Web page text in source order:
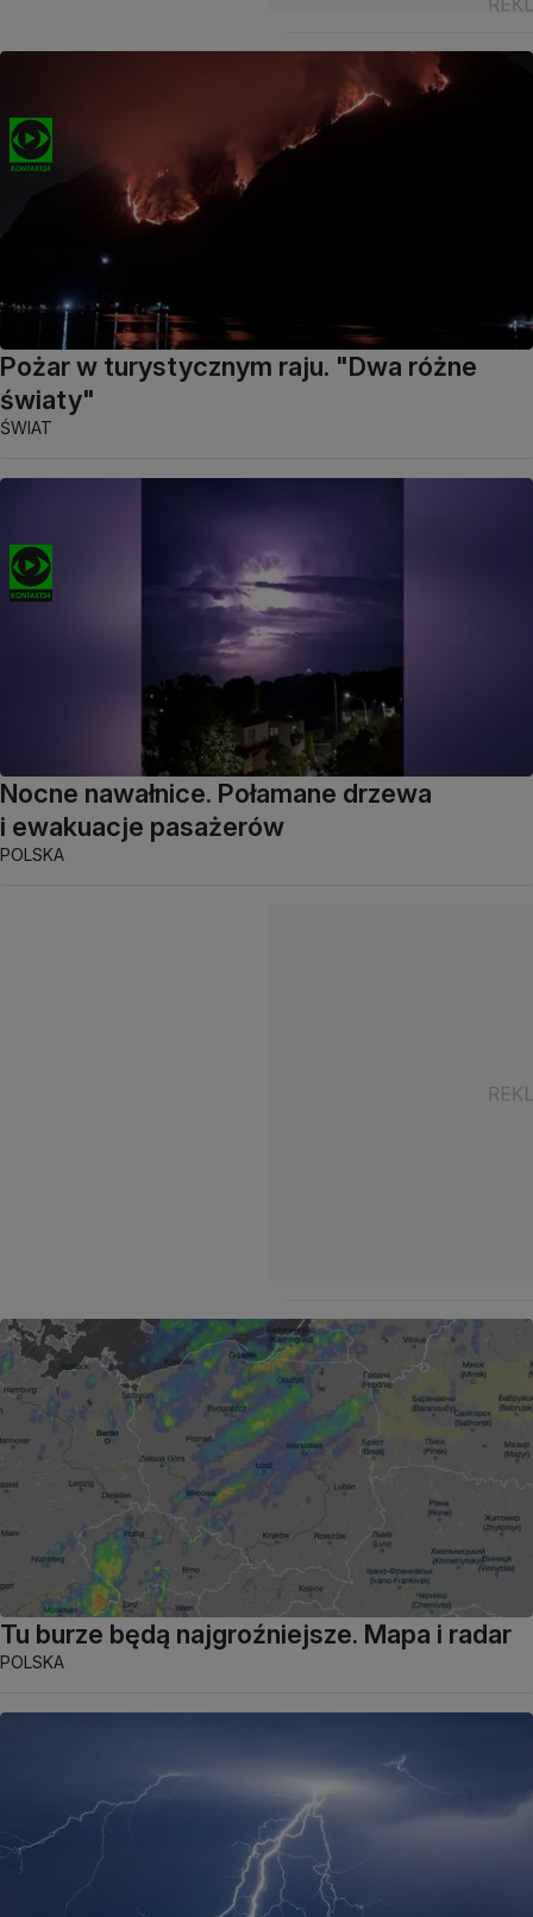
Pożar w turystycznym raju. "Dwa różne
światy"
ŚWIAT
Nocne nawałnice. Połamane drzewa
i ewakuacje pasażerów
POLSKA
Tu burze będą najgroźniejsze. Mapa i radar
POLSKA